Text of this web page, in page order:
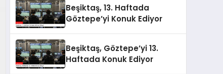
Sonlandırdı
Beşiktaş, 13. Haftada
Göztepe’yi Konuk Ediyor
Beşiktaş, Göztepe’yi 13.
Haftada Konuk Ediyor